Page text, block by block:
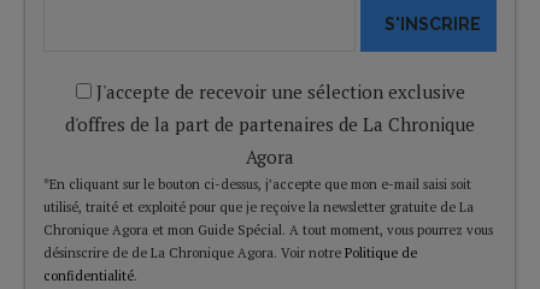
S'INSCRIRE
J'accepte de recevoir une sélection exclusive
d'offres de la part de partenaires de La Chronique
Agora
*En cliquant sur le bouton ci-dessus, j’accepte que mon e-mail saisi soit
utilisé, traité et exploité pour que je reçoive la newsletter gratuite de La
Chronique Agora et mon Guide Spécial. A tout moment, vous pourrez vous
désinscrire de de La Chronique Agora. Voir notre Politique de
confidentialité.